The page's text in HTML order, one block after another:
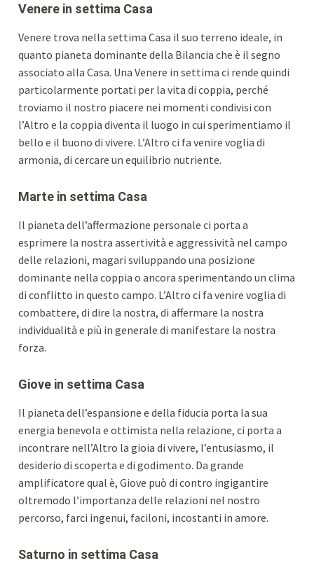
Venere in settima Casa
Venere trova nella settima Casa il suo terreno ideale, in
quanto pianeta dominante della Bilancia che è il segno
associato alla Casa. Una Venere in settima ci rende quindi
particolarmente portati per la vita di coppia, perché
troviamo il nostro piacere nei momenti condivisi con
l’Altro e la coppia diventa il luogo in cui sperimentiamo il
bello e il buono di vivere. L’Altro ci fa venire voglia di
armonia, di cercare un equilibrio nutriente.
Marte in settima Casa
Il pianeta dell’affermazione personale ci porta a
esprimere la nostra assertività e aggressività nel campo
delle relazioni, magari sviluppando una posizione
dominante nella coppia o ancora sperimentando un clima
di conflitto in questo campo. L’Altro ci fa venire voglia di
combattere, di dire la nostra, di affermare la nostra
individualità e più in generale di manifestare la nostra
forza.
Giove in settima Casa
Il pianeta dell’espansione e della fiducia porta la sua
energia benevola e ottimista nella relazione, ci porta a
incontrare nell’Altro la gioia di vivere, l’entusiasmo, il
desiderio di scoperta e di godimento. Da grande
amplificatore qual è, Giove può di contro ingigantire
oltremodo l’importanza delle relazioni nel nostro
percorso, farci ingenui, faciloni, incostanti in amore.
Saturno in settima Casa